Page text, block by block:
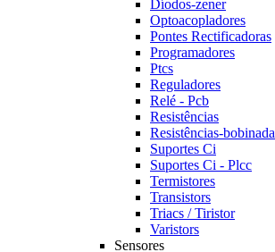
Díodos-zener
Optoacopladores
Pontes Rectificadoras
Programadores
Ptcs
Reguladores
Relé - Pcb
Resistências
Resistências-bobinada
Suportes Ci
Suportes Ci - Plcc
Termistores
Transistors
Triacs / Tiristor
Varistors
Sensores